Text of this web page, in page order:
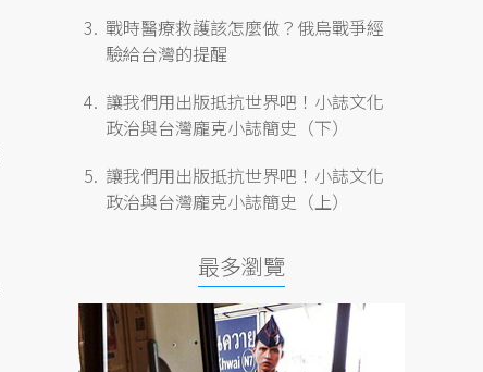
戰時醫療救護該怎麼做？俄烏戰爭經
驗給台灣的提醒
讓我們用出版抵抗世界吧！小誌文化
政治與台灣龐克小誌簡史（下）
讓我們用出版抵抗世界吧！小誌文化
政治與台灣龐克小誌簡史（上）
最多瀏覽